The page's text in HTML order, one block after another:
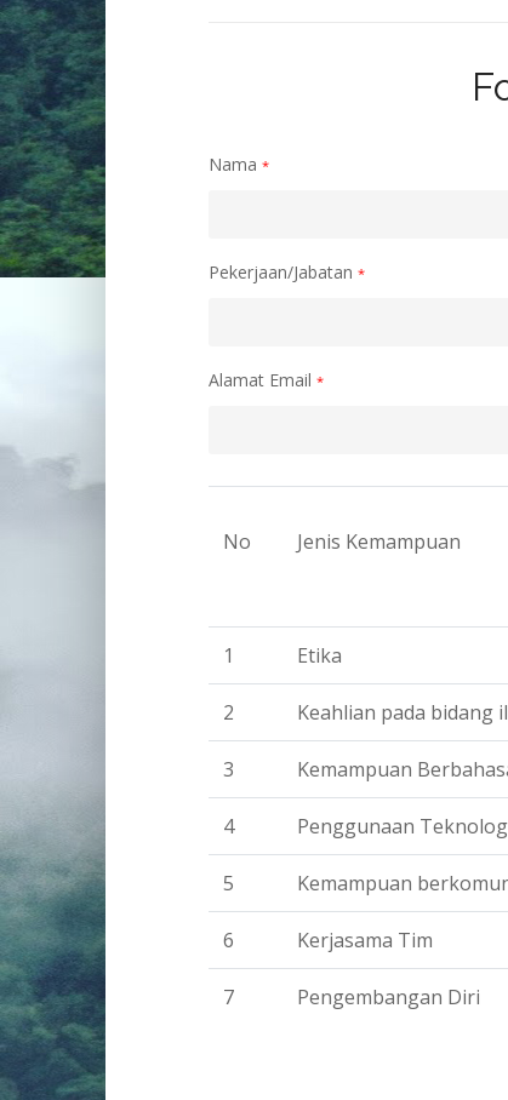
Nama *
Pekerjaan/Jabatan *
Alamat Email *
No Jenis Kemampuan
1 Etika
2 Keahlian pada bidang
3 Kemampuan
4 Penggunaan
5 Kemampuan
6 Kerjasama Tim
7 Pengembangan Diri